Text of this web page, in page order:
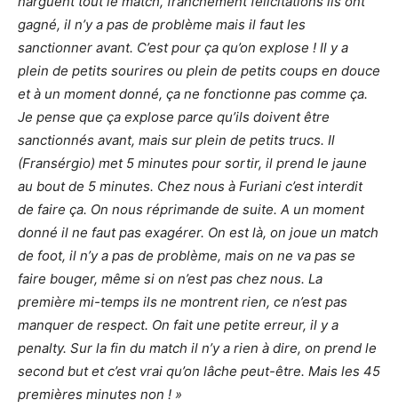
gagné, il n’y a pas de problème mais il faut les
sanctionner avant. C’est pour ça qu’on explose ! Il y a
plein de petits sourires ou plein de petits coups en douce
et à un moment donné, ça ne fonctionne pas comme ça.
Je pense que ça explose parce qu’ils doivent être
sanctionnés avant, mais sur plein de petits trucs. Il
(Fransérgio) met 5 minutes pour sortir, il prend le jaune
au bout de 5 minutes. Chez nous à Furiani c’est interdit
de faire ça. On nous réprimande de suite. A un moment
donné il ne faut pas exagérer. On est là, on joue un match
de foot, il n’y a pas de problème, mais on ne va pas se
faire bouger, même si on n’est pas chez nous. La
première mi-temps ils ne montrent rien, ce n’est pas
manquer de respect. On fait une petite erreur, il y a
penalty. Sur la fin du match il n’y a rien à dire, on prend le
second but et c’est vrai qu’on lâche peut-être. Mais les 45
premières minutes non ! »